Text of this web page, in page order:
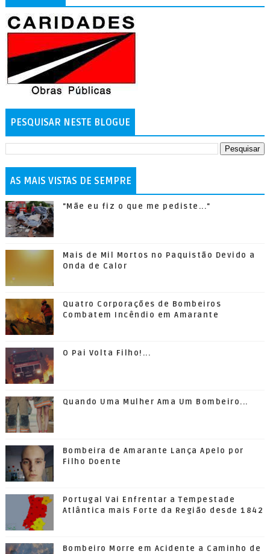
PESQUISAR NESTE BLOGUE
AS MAIS VISTAS DE SEMPRE
"Mãe eu fiz o que me pediste..."
Mais de Mil Mortos no Paquistão Devido a
Onda de Calor
Quatro Corporações de Bombeiros
Combatem Incêndio em Amarante
O Pai Volta Filho!...
Quando Uma Mulher Ama Um Bombeiro...
Bombeira de Amarante Lança Apelo por
Filho Doente
Portugal Vai Enfrentar a Tempestade
Atlântica mais Forte da Região desde 1842
Bombeiro Morre em Acidente a Caminho de